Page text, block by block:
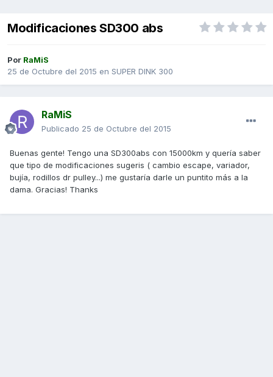
Modificaciones SD300 abs
Por RaMiS
25 de Octubre del 2015 en SUPER DINK 300
RaMiS
Publicado 25 de Octubre del 2015
Buenas gente! Tengo una SD300abs con 15000km y quería saber
que tipo de modificaciones sugeris ( cambio escape, variador,
bujía, rodillos dr pulley...) me gustaría darle un puntito más a la
dama. Gracias! Thanks